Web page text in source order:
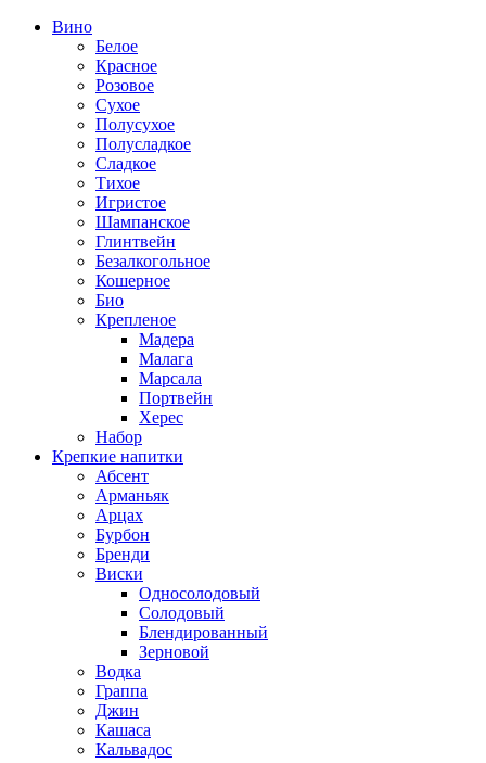
Вино
Белое
Красное
Розовое
Сухое
Полусухое
Полусладкое
Сладкое
Тихое
Игристое
Шампанское
Глинтвейн
Безалкогольное
Кошерное
Био
Крепленое
Мадера
Малага
Марсала
Портвейн
Херес
Набор
Крепкие напитки
Абсент
Арманьяк
Арцах
Бурбон
Бренди
Виски
Односолодовый
Солодовый
Блендированный
Зерновой
Водка
Граппа
Джин
Кашаса
Кальвадос